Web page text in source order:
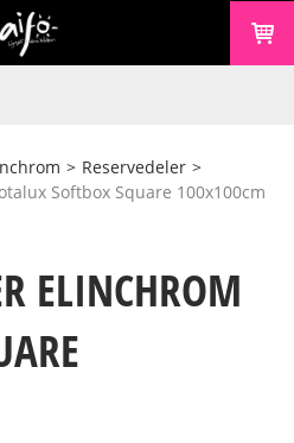
> Reservedeler >
Softbox Square 100x100cm
ELINCHROM